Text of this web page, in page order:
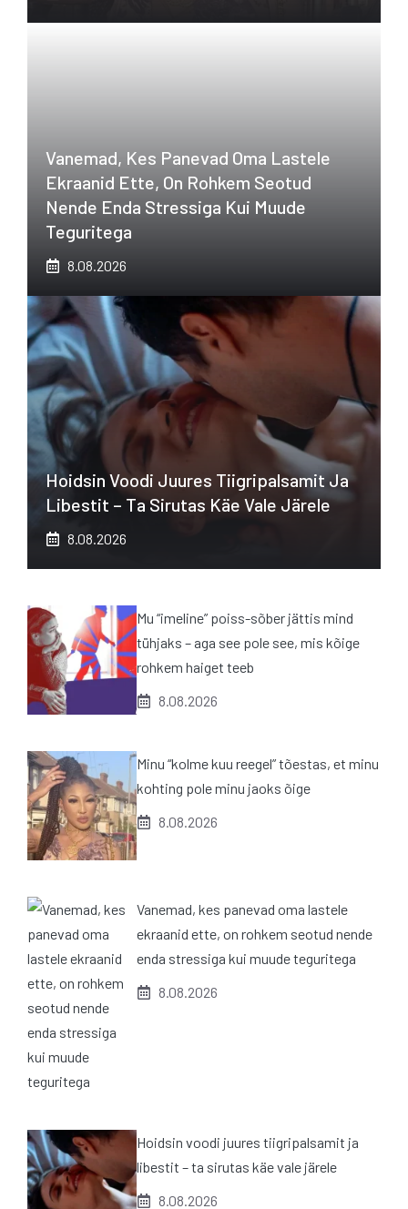
Vanemad, Kes Panevad Oma Lastele
Ekraanid Ette, On Rohkem Seotud
Nende Enda Stressiga Kui Muude
Teguritega
8.08.2026
Hoidsin Voodi Juures Tiigripalsamit Ja
Libestit – Ta Sirutas Käe Vale Järele
8.08.2026
Mu “imeline” poiss-sõber jättis mind
tühjaks – aga see pole see, mis kõige
rohkem haiget teeb
8.08.2026
Minu “kolme kuu reegel” tõestas, et minu
kohting pole minu jaoks õige
8.08.2026
Vanemad, kes panevad oma lastele
ekraanid ette, on rohkem seotud nende
enda stressiga kui muude teguritega
8.08.2026
Hoidsin voodi juures tiigripalsamit ja
libestit – ta sirutas käe vale järele
8.08.2026